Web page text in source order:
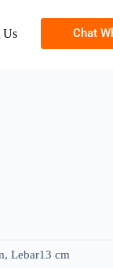
Us Chat
Lebar13 cm